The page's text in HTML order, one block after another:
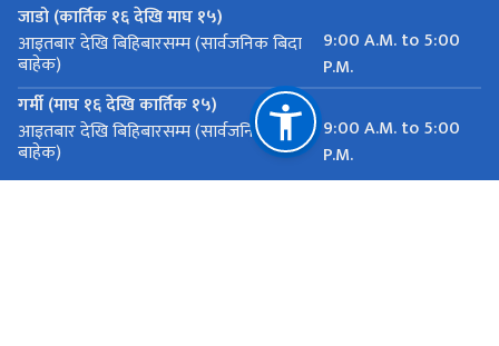
जाडो (कार्तिक १६ देखि माघ १५)
आइतबार देखि बिहिबारसम्म (सार्वजनिक बिदा
बाहेक)
9:00 A.M. to 5:00
P.M.
गर्मी (माघ १६ देखि कार्तिक १५)
आइतबार देखि बिहिबारसम्म (सार्वजनिक बिदा
बाहेक)
9:00 A.M. to 5:00
P.M.